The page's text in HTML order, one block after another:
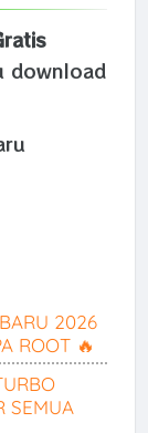
download
2026
ROOT 🔥
SEMUA